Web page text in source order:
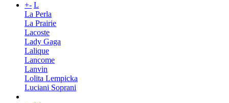
+- L
La Perla
La Prairie
Lacoste
Lady Gaga
Lalique
Lancome
Lanvin
Lolita Lempicka
Luciani Soprani